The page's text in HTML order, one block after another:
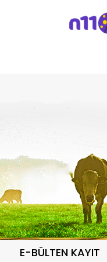
E-BÜLTEN KAYIT